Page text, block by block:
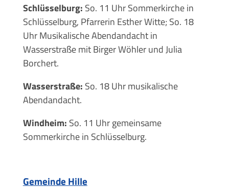
Schlüsselburg: So. 11 Uhr Sommerkirche in
Schlüsselburg, Pfarrerin Esther Witte; So. 18
Uhr Musikalische Abendandacht in
Wasserstraße mit Birger Wöhler und Julia
Borchert.
Wasserstraße: So. 18 Uhr musikalische
Abendandacht.
Windheim: So. 11 Uhr gemeinsame
Sommerkirche in Schlüsselburg.
Gemeinde Hille